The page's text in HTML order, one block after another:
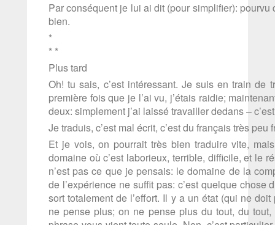
Par conséquent je lui ai dit (pour simplifier):
bien.
*
* *
Plus tard
Oh! tu sais, c’est intéressant. Je suis en train
première fois que je l’ai vu, j’étais raidie;
deux: simplement j’ai laissé travailler dedans –
Je traduis, c’est mal écrit, c’est du français très
Et je vois, on pourrait très bien traduire vite,
domaine où c’est laborieux, terrible, difficile, et le
n’est pas ce que je pensais: le domaine de la
de l’expérience ne suffit pas: c’est quelque chose
sort totalement de l’effort. Il y a un état (qui ne
ne pense plus; on ne pense plus du tout, du